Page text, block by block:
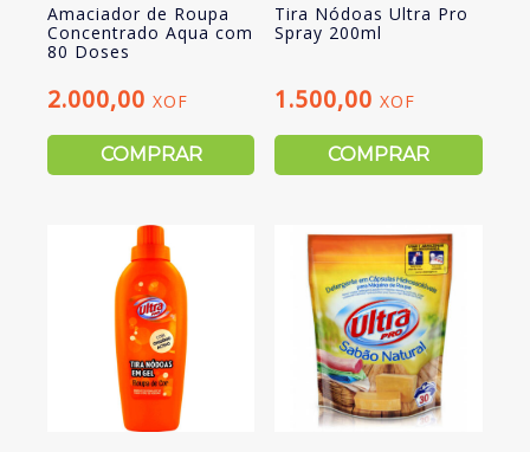
Amaciador de Roupa
Concentrado Aqua com
80 Doses
2.000,00 XOF
COMPRAR
Tira Nódoas Ultra Pro
Spray 200ml
1.500,00XOF
COMPRAR